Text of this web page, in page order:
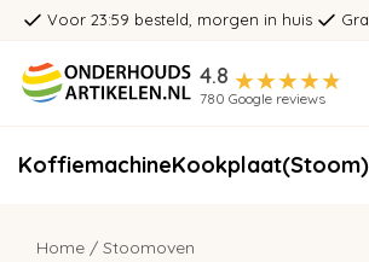
Voor 23:59 besteld, morgen in huis
4.8
780 Google reviews
KoffiemachineKookplaat
Home / Stoomoven